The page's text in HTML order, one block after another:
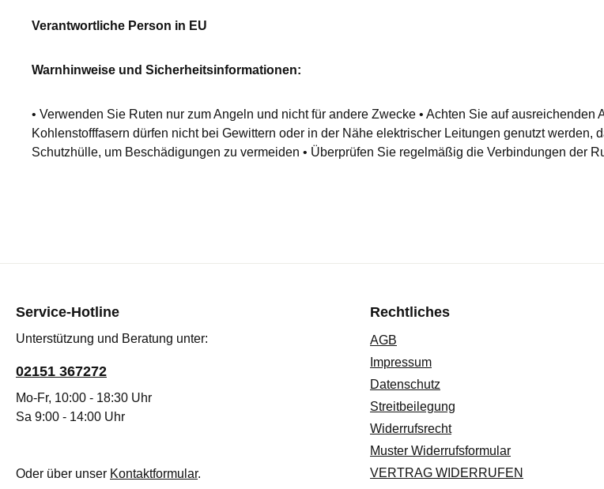
Verantwortliche Person in EU
Warnhinweise und Sicherheitsinformationen:
• Verwenden Sie Ruten nur zum Angeln und nicht für andere Zwecke • Achten Sie auf
Kohlenstofffasern dürfen nicht bei Gewittern oder in der Nähe elektrischer Leitungen genutzt werden,
Schutzhülle, um Beschädigungen zu vermeiden • Überprüfen Sie regelmäßig die Verbindungen der
Service-Hotline
Unterstützung und Beratung unter:
02151 367272
Mo-Fr, 10:00 - 18:30 Uhr
Sa 9:00 - 14:00 Uhr
Oder über unser Kontaktformular.
Rechtliches
AGB
Impressum
Datenschutz
Streitbeilegung
Widerrufsrecht
Muster Widerrufsformular
VERTRAG WIDERRUFEN